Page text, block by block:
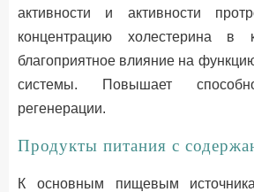
активности и активности
концентрацию холестерина в
благоприятное влияние на
системы. Повышает
регенерации.
Продукты питания с
К основным пищевым